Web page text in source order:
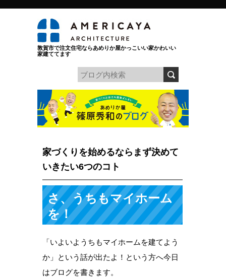
敦賀市で注文住宅ならあめりか屋かっこいい家かわいい
家建ててます
家づくりを始めるならまず決めて
いきたい6つのコト
さ、うちもマイホーム
を！
「いよいようちもマイホームを建てよう
か」という話が出たよ！という方へ今日
はブログを書きます。